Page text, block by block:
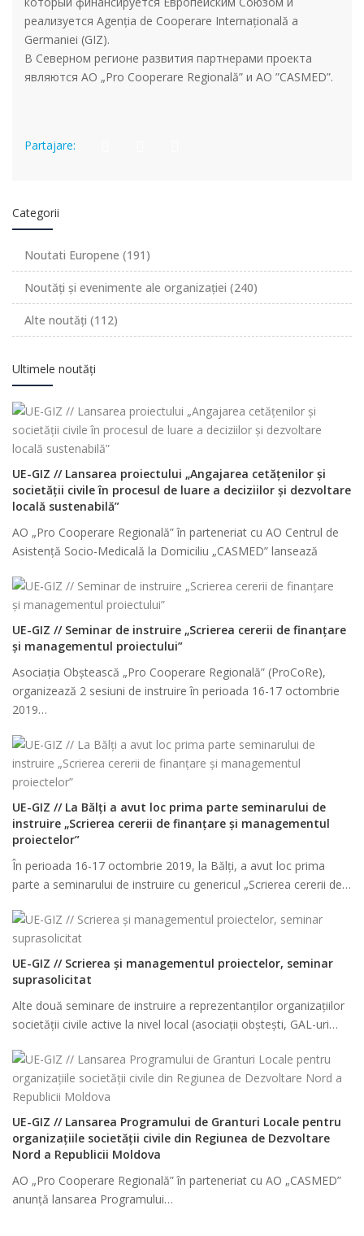
реализуется Agenția de Cooperare Internațională a
Germaniei (GIZ).
В Северном регионе развития партнерами проекта
являются АО „Pro Cooperare Regională” и АО ”CASMED”.
Partajare:
Categorii
Noutati Europene (191)
Noutăți și evenimente ale organizației (240)
Alte noutăți (112)
Ultimele noutăți
UE-GIZ // Lansarea proiectului „Angajarea cetățenilor și
societății civile în procesul de luare a deciziilor și dezvoltare
locală sustenabilă”
AO „Pro Cooperare Regională” în parteneriat cu AO Centrul de
Asistenţă Socio-Medicală la Domiciliu „CASMED” lansează
UE-GIZ // Seminar de instruire „Scrierea cererii de finanțare
și managementul proiectului”
Asociația Obștească „Pro Cooperare Regională” (ProCoRe),
organizează 2 sesiuni de instruire în perioada 16-17 octombrie
2019…
UE-GIZ // La Bălți a avut loc prima parte seminarului de
instruire „Scrierea cererii de finanțare și managementul
proiectelor”
În perioada 16-17 octombrie 2019, la Bălți, a avut loc prima
parte a seminarului de instruire cu genericul „Scrierea cererii de…
UE-GIZ // Scrierea și managementul proiectelor, seminar
suprasolicitat
Alte două seminare de instruire a reprezentanților organizațiilor
societății civile active la nivel local (asociații obștești, GAL-uri…
UE-GIZ // Lansarea Programului de Granturi Locale pentru
organizațiile societății civile din Regiunea de Dezvoltare
Nord a Republicii Moldova
AO „Pro Cooperare Regională” în parteneriat cu AO „CASMED”
anunță lansarea Programului…